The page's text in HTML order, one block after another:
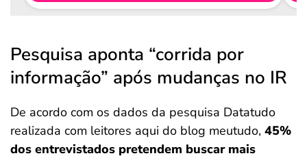
Pesquisa aponta “corrida por
informação” após mudanças no IR
De acordo com os dados da pesquisa Datatudo
realizada com leitores aqui do blog meutudo, 45%
dos entrevistados pretendem buscar mais